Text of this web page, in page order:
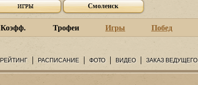
Смоленск
Коэфф. Трофеи Игры Побед
РЕЙТИНГ РАСПИСАНИЕ ФОТО ВИДЕО ЗАКАЗ ВЕДУЩЕГО